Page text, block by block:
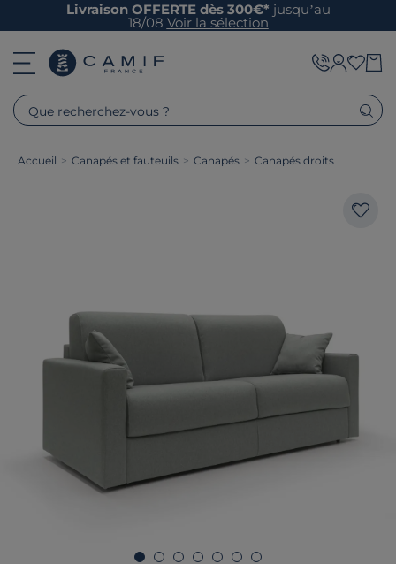
Livraison OFFERTE dès 300€* jusqu’au
18/08 Voir la sélection
Que recherchez-vous ?
Accueil > Canapés et fauteuils > Canapés > Canapés droits